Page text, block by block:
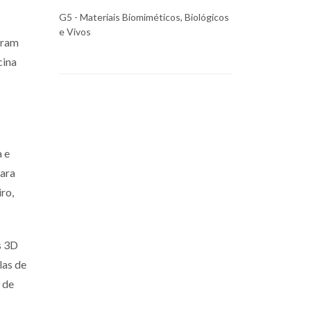
e
3D
de
G5 - Materiais Biomiméticos, Biológicos
e Vivos